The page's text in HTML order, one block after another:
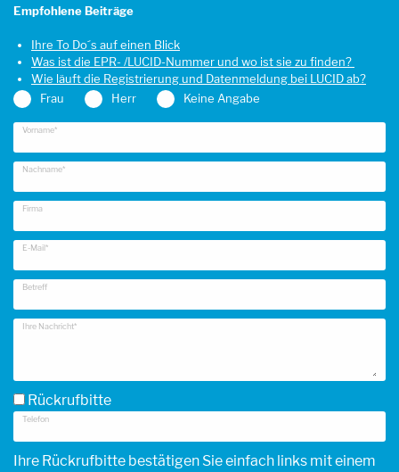
Empfohlene Beiträge
Ihre To Do´s auf einen Blick
Was ist die EPR- /LUCID-Nummer und wo ist sie zu finden?
Wie läuft die Registrierung und Datenmeldung bei LUCID ab?
Frau
Herr Keine Angabe
Vorname*
Nachname*
Firma
E-Mail*
Betreff
Ihre Nachricht*
Rückrufbitte
Telefon
Ihre Rückrufbitte bestätigen Sie einfach links mit einem